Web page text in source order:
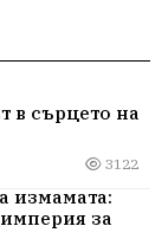
в сърцето на
3122
измамата:
за